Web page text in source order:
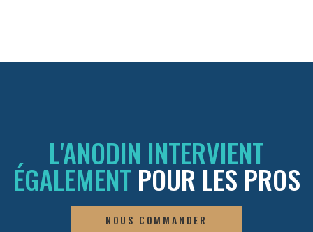
L'ANODIN INTERVIENT
ÉGALEMENT POUR LES PROS
NOUS COMMANDER